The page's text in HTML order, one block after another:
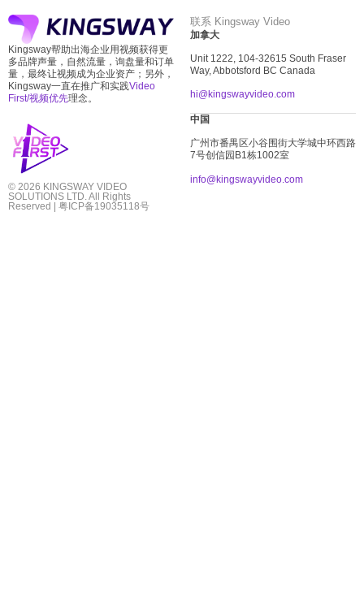
Kingsway帮助出海企业用视频获得更
多品牌声量，自然流量，询盘量和订单
量，最终让视频成为企业资产；另外，
Kingsway一直在推广和实践Video
First/视频优先理念。
© 2026 KINGSWAY VIDEO
SOLUTIONS LTD. All Rights
Reserved | 粤ICP备19035118号
联系 Kingsway Video
加拿大
Unit 1222, 104-32615 South Fraser
Way, Abbotsford BC Canada
hi@kingswayvideo.com
中国
广州市番禺区小谷围街大学城中环西路
7号创信园 B1栋1002室
info@kingswayvideo.com